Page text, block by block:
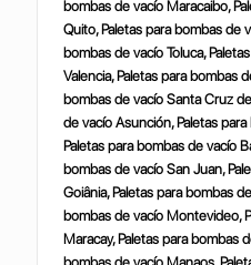
bombas de vacío Maracaibo,
Quito, Paletas para bombas de
bombas de vacío Toluca,
Valencia, Paletas para bombas
bombas de vacío Santa Cruz
de vacío Asunción, Paletas
Paletas para bombas de vacío
bombas de vacío San Juan,
Goiânia, Paletas para bombas
bombas de vacío Montevideo,
Maracay, Paletas para bombas